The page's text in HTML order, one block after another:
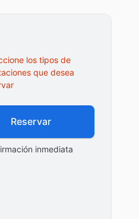
los tipos de
que desea
Reservar
inmediata